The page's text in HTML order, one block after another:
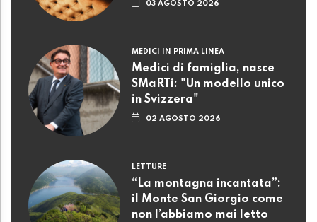
03 AGOSTO 2026
MEDICI IN PRIMA LINEA
Medici di famiglia, nasce
SMaRTi: "Un modello unico
in Svizzera"
02 AGOSTO 2026
LETTURE
“La montagna incantata”:
il Monte San Giorgio come
non l’abbiamo mai letto